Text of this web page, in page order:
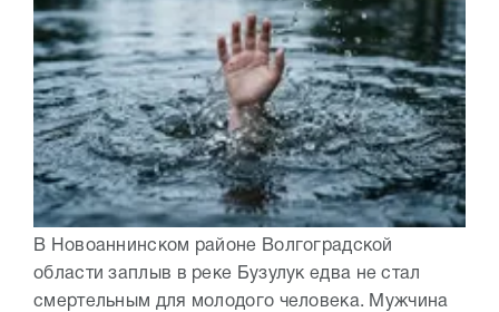
В Новоаннинском районе Волгоградской
области заплыв в реке Бузулук едва не стал
смертельным для молодого человека. Мужчина